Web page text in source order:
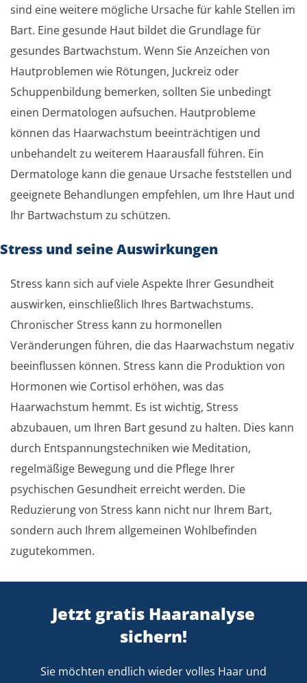
sind eine weitere mögliche Ursache für kahle Stellen im
Bart. Eine gesunde Haut bildet die Grundlage für
gesundes Bartwachstum. Wenn Sie Anzeichen von
Hautproblemen wie Rötungen, Juckreiz oder
Schuppenbildung bemerken, sollten Sie unbedingt
einen Dermatologen aufsuchen. Hautprobleme
können das Haarwachstum beeinträchtigen und
unbehandelt zu weiterem Haarausfall führen. Ein
Dermatologe kann die genaue Ursache feststellen und
geeignete Behandlungen empfehlen, um Ihre Haut und
Ihr Bartwachstum zu schützen.
Stress und seine Auswirkungen
Stress kann sich auf viele Aspekte Ihrer Gesundheit
auswirken, einschließlich Ihres Bartwachstums.
Chronischer Stress kann zu hormonellen
Veränderungen führen, die das Haarwachstum negativ
beeinflussen können. Stress kann die Produktion von
Hormonen wie Cortisol erhöhen, was das
Haarwachstum hemmt. Es ist wichtig, Stress
abzubauen, um Ihren Bart gesund zu halten. Dies kann
durch Entspannungstechniken wie Meditation,
regelmäßige Bewegung und die Pflege Ihrer
psychischen Gesundheit erreicht werden. Die
Reduzierung von Stress kann nicht nur Ihrem Bart,
sondern auch Ihrem allgemeinen Wohlbefinden
zugutekommen.
Jetzt gratis Haaranalyse
sichern!
Sie möchten endlich wieder volles Haar und